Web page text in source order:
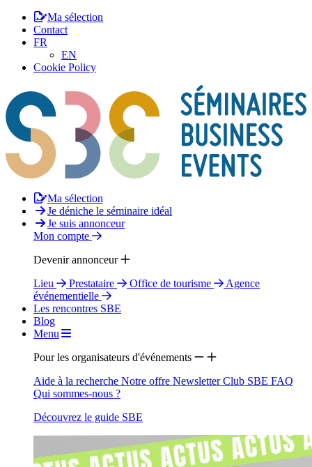
Ma sélection
Contact
FR
EN
Cookie Policy
Ma sélection
Je déniche le séminaire idéal
Je suis annonceur
Mon compte
Devenir annonceur
Lieu
Prestataire Office de tourisme
Agence
événementielle
Les rencontres SBE
Blog
Menu
Pour les organisateurs d'événements
Aide à la recherche Notre offre NewsletterClub SBE FAQ
Qui sommes-nous ?
Découvrez le guide SBE